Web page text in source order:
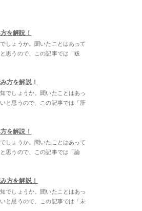
を解説！
しょうか。聞いたことはあって
思うので、この記事では「跋
方を解説！
でしょうか。聞いたことはあっ
と思うので、この記事では「肝
を解説！
しょうか。聞いたことはあって
思うので、この記事では「論
方を解説！
でしょうか。聞いたことはあっ
と思うので、この記事では「未